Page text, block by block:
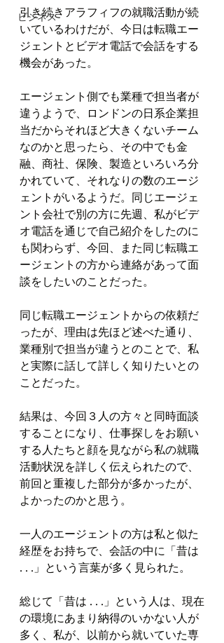
ビジネス
引き続きアラフィフの就職活動が続
いているわけだが、今日は転職エー
ジェントとビデオ電話で会話をする
機会があった。
エージェント側でも業種で担当者が
違うようで、ロンドンの日系企業担
当だからそれほど大きくないチーム
なのかと思ったら、その中でも金
融、商社、保険、製造といろいろ分
かれていて、それなりの数のエージ
ェントがいるようだ。同じエージェ
ント会社で別の方に先週、私がビデ
オ電話を通じで自己紹介をしたのに
も関わらず、今回、また同じ転職エ
ージェントの方から連絡があって面
談をしたいのことだった。
同じ転職エージェントからの依頼だ
ったが、理由は先ほど述べた通り、
業種別で担当が違うとのことで、私
と実際に話して詳しく知りたいとの
ことだった。
結果は、今回３人の方々と同時面談
することになり、仕事探しをお願い
する人たちと顔を見ながら私の就職
活動状況を詳しく伝えられたので、
前回と重複した部分が多かったが、
よかったのかと思う。
一人のエージェントの方は私と似た
経歴をお持ちで、会話の中に「昔は
. . .」という言葉が多く見られた。
総じて「昔は . . .」という人は、現在
の環境にあまり納得のいかない人が
多く、私が、以前から就いていた専